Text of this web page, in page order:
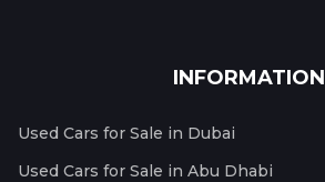
INFORMATION
Used Cars for Sale in Dubai
Used Cars for Sale in Abu Dhabi